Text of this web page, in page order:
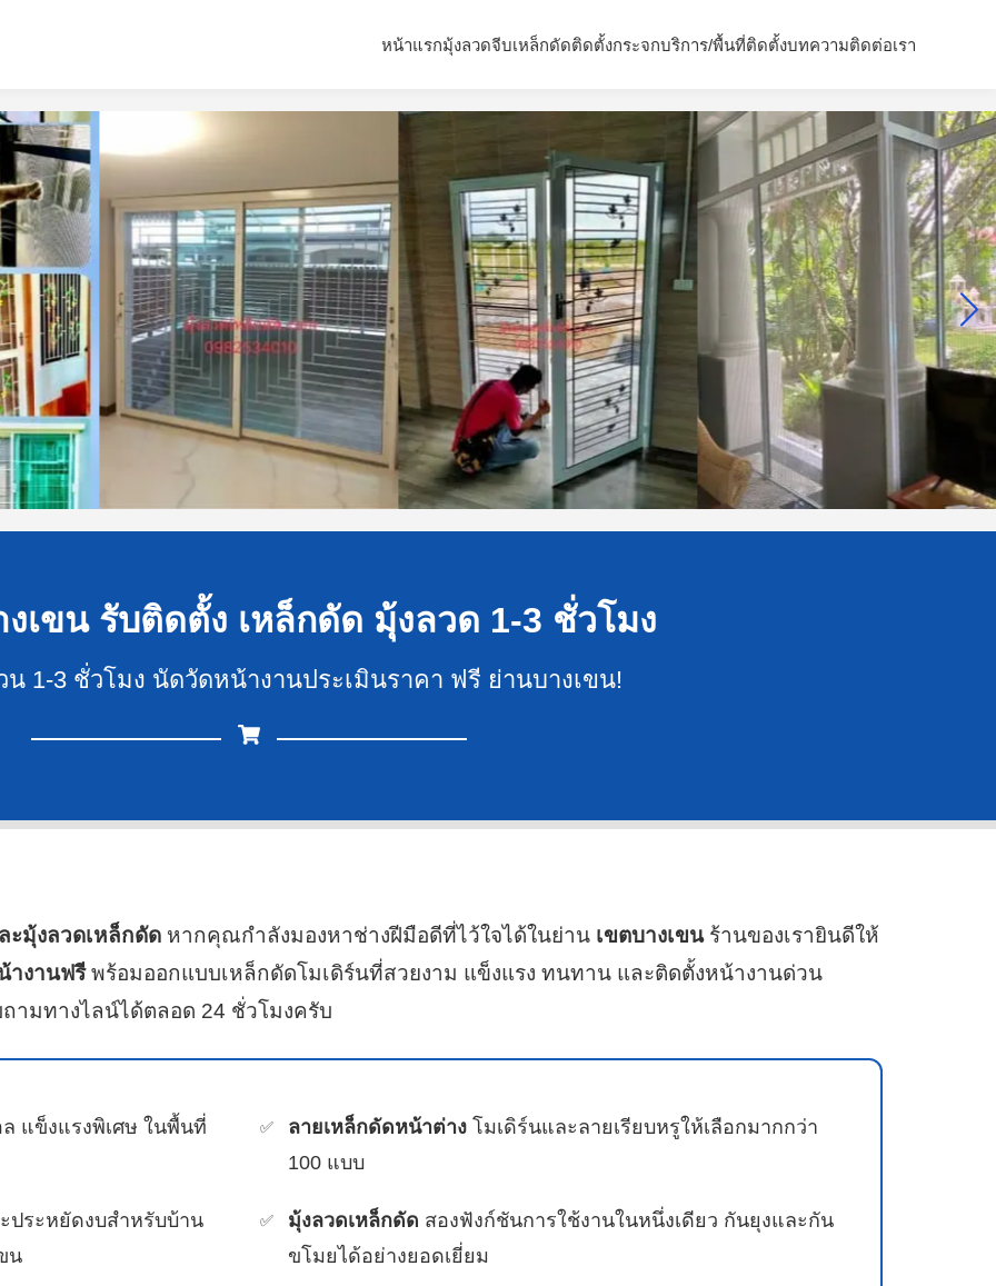
หน้าแรกมุ้งลวดจีบเหล็กดัดติดตั้งกระจกบริการ/พื้นที่ติดตั้งบทความติดต่อเรา
เขน รับติดตั้ง เหล็กดัด มุ้งลวด 1-3 ชั่วโมง
น 1-3 ชั่วโมง นัดวัดหน้างานประเมินราคา ฟรี ย่านบางเขน!
ะมุ้งลวดเหล็กดัด หากคุณกำลังมองหาช่างฝีมือดีที่ไว้ใจได้ในย่าน เขตบางเขนร้านของเรายินดีให้
างานฟรีพร้อมออกแบบเหล็กดัดโมเดิร์นที่สวยงาม แข็งแรง ทนทาน และติดตั้งหน้างานด่วน
ามทางไลน์ได้ตลอด 24 ชั่วโมงครับ
แข็งแรงพิเศษ ในพื้นที่ ลายเหล็กดัดหน้าต่าง โมเดิร์นและลายเรียบหรูให้เลือกมากกว่า
100 แบบ
ระหยัดงบสำหรับบ้าน
น
มุ้งลวดเหล็กดัด สองฟังก์ชันการใช้งานในหนึ่งเดียว กันยุงและกัน
ขโมยได้อย่างยอดเยี่ยม